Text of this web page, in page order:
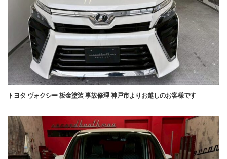
トヨタ ヴォクシー 板金塗装 事故修理 神戸市よりお越しのお客様です